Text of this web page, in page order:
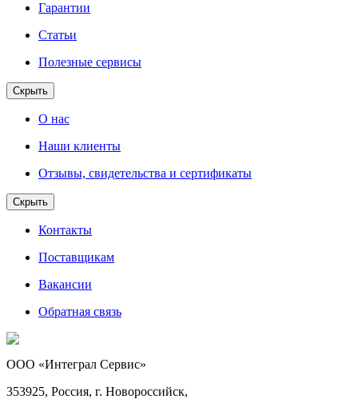
Гарантии
Статьи
Полезные сервисы
Скрыть
О нас
Наши клиенты
Отзывы, свидетельства и сертификаты
Скрыть
Контакты
Поставщикам
Вакансии
Обратная связь
ООО «Интеграл Сервис»
353925, Россия, г. Новороссийск,